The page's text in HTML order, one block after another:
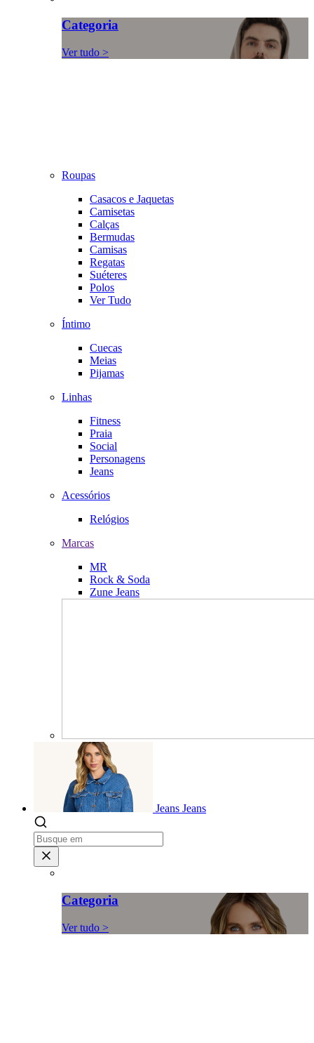
Categoria
Ver tudo >
Roupas
Casacos e Jaquetas
Camisetas
Calças
Bermudas
Camisas
Regatas
Suéteres
Polos
Ver Tudo
Íntimo
Cuecas
Meias
Pijamas
Linhas
Fitness
Praia
Social
Personagens
Jeans
Acessórios
Relógios
Marcas
MR
Rock & Soda
Zune Jeans
Jeans Jeans
Categoria
Ver tudo >